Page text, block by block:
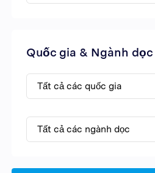
Quốc gia & Ngành dọc